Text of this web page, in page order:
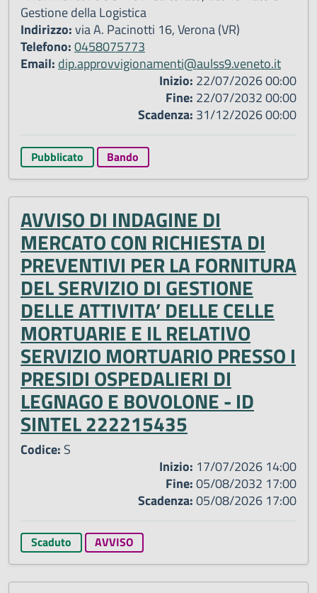
Gestione della Logistica
Indirizzo:via A. Pacinotti 16, Verona (VR)
Telefono:0458075773
Email: dip.approvvigionamenti@aulss9.veneto.it
Inizio: 22/07/2026 00:00
Fine: 22/07/2032 00:00
Scadenza: 31/12/2026 00:00
Pubblicato Bando
AVVISO DI INDAGINE DI
MERCATO CON RICHIESTA DI
PREVENTIVI PER LA FORNITURA
DEL SERVIZIO DI GESTIONE
DELLE ATTIVITA’ DELLE CELLE
MORTUARIE E IL RELATIVO
SERVIZIO MORTUARIO PRESSO I
PRESIDI OSPEDALIERI DI
LEGNAGO E BOVOLONE - ID
SINTEL 222215435
Codice: S
Inizio: 17/07/2026 14:00
Fine:05/08/2032 17:00
Scadenza:05/08/2026 17:00
Scaduto AVVISO